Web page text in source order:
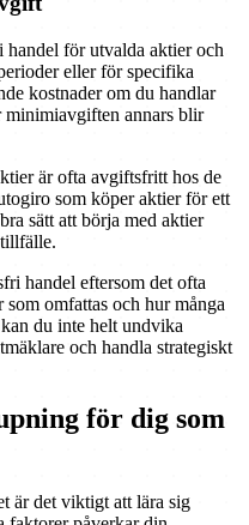
handel för utvalda aktier och
eller för specifika
kostnader om du handlar
minimiavgiften annars blir
är ofta avgiftsfritt hos de
som köper aktier för ett
sätt att börja med aktier
handel eftersom det ofta
omfattas och hur många
du inte helt undvika
och handla strategiskt
för dig som
är det viktigt att lära sig